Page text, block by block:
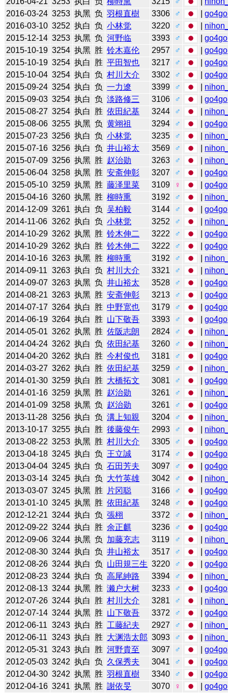
2016-03-24 3253 执黑 负 羽根直樹 3306 ♂ |go4go
2016-03-10 3252 执白 负 小林觉 3220 ♂
2015-12-14 3253 执黑 负 河野临 3393 ♂ |go4go
2015-10-19 3254 执黑 胜 铃木嘉伦 2957 ♂ |go4go
2015-10-19 3254 执白 胜 平田智也 3217 ♂ |go4go
2015-10-04 3254 执白 负 村川大介 3302 ♂ |go4go
2015-09-24 3254 执白 负 一力遼 3399 ♂
2015-09-03 3254 执白 负 淡路修三 3106 ♂ |go4go
2015-08-27 3254 执白 胜 依田紀基 3244 ♂
2015-08-06 3255 执黑 负 黄翊祖 3294 ♂ |go4go
2015-07-23 3256 执白 负 小林觉 3235 ♂
2015-07-16 3256 执白 负 井山裕太 3569 ♂
2015-07-09 3256 执黑 胜 赵治勋 3263 ♂
2015-06-04 3258 执黑 胜 安斋伸彰 3207 ♂ |go4go
2015-05-10 3259 执黑 胜 藤泽里菜 3109 ♀ |go4go
2015-04-16 3260 执黑 胜 柳時熏 3192 ♂
2014-12-09 3261 执白 负 吴柏毅 3144 ♂ |go4go
2014-11-06 3262 执白 负 小林觉 3252 ♂
2014-10-29 3262 执黑 胜 铃木伸二 3222 ♂ |go4go
2014-10-29 3262 执白 胜 铃木伸二 3222 ♂ |go4go
2014-10-16 3263 执黑 胜 柳時熏 3192 ♂
2014-09-11 3263 执白 负 村川大介 3321 ♂
2014-09-07 3263 执黑 负 井山裕太 3528 ♂ |go4go
2014-08-21 3263 执黑 胜 安斋伸彰 3213 ♂ |go4go
2014-07-17 3264 执白 胜 中野宽也 3179 ♂ |go4go
2014-06-19 3264 执白 胜 山下敬吾 3393 ♂ |go4go
2014-05-01 3262 执黑 胜 佐阪志朗 2824 ♂
2014-04-24 3262 执白 负 依田紀基 3260 ♂
2014-04-20 3262 执白 胜 今村俊也 3181 ♂ |go4go
2014-03-27 3262 执白 胜 依田紀基 3259 ♂
2014-01-30 3259 执白 胜 大橋拓文 3081 ♂ |go4go
2014-01-16 3259 执黑 胜 赵治勋 3261 ♂
2014-01-09 3258 执黑 负 赵治勋 3261 ♂ |go4go
2013-11-28 3256 执白 负 溝上知親 3204 ♂
2013-10-17 3255 执白 胜 後藤俊午 2993 ♂
2013-08-22 3253 执黑 胜 村川大介 3305 ♂ |go4go
2013-04-18 3245 执白 负 王立誠 3174 ♂ |go4go
2013-04-04 3245 执白 负 石田芳夫 3097 ♂ |go4go
2013-03-14 3245 执白 负 大竹英雄 3042 ♂
2013-03-07 3245 执黑 胜 片冈聪 3166 ♂ |go4go
2013-01-10 3245 执黑 胜 依田紀基 3248 ♂ |go4go
2012-12-21 3244 执白 负 張栩 3372 ♂
2012-09-22 3244 执白 胜 余正麒 3236 ♂ |go4go
2012-09-06 3244 执黑 负 加藤充志 3119 ♂
2012-08-30 3244 执白 负 井山裕太 3517 ♂ |go4go
2012-08-26 3244 执白 负 山田規三生 3220 ♂ |go4go
2012-08-23 3244 执白 负 高尾紳路 3394 ♂
2012-08-13 3244 执黑 胜 濑户大树 3233 ♂ |go4go
2012-07-26 3244 执白 胜 村川大介 3281 ♂
2012-07-14 3244 执黑 胜 山下敬吾 3372 ♂ |go4go
2012-06-11 3243 执白 胜 工藤紀夫 2927 ♂
2012-06-11 3243 执白 胜 大渊浩太郎 3093 ♂
2012-05-31 3243 执白 胜 河野貴至 3097 ♂ |go4go
2012-05-03 3242 执白 负 久保秀夫 3041 ♂ |go4go
2012-04-30 3242 执黑 胜 羽根直樹 3340 ♂ |go4go
2012-04-16 3241 执黑 胜 謝依旻 3070 ♀ |go4go